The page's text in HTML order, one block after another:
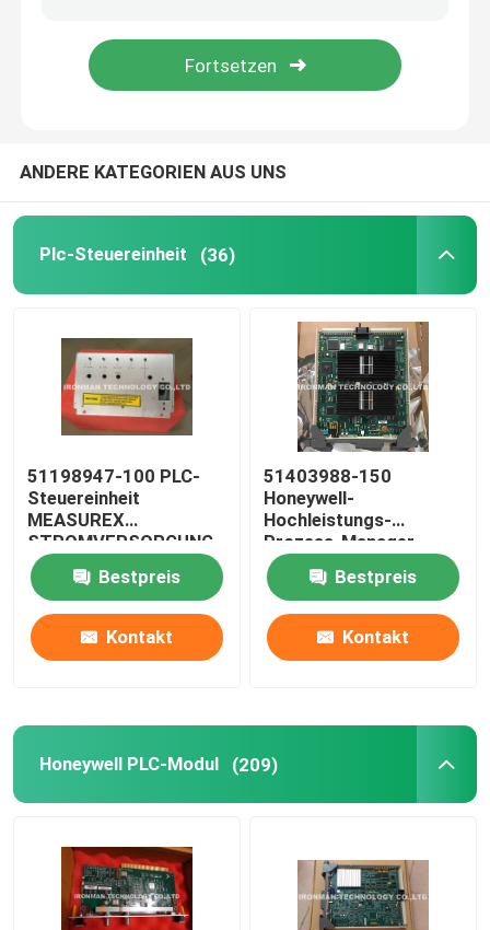
Honeywell-Begrenzungsschalter
Allen Bradley Powerflex
Allen Bradley Panelview
Omron PLC-Modul
Omron C200H PLC
Omron PLC-Batterie
Omron PLC-Kabel
ANDERE KATEGORIEN AUS UNS
Plc-Steuereinheit (36)
51198947-100 PLC-
Steuereinheit
MEASUREX
STROMVERSORGUNG
Cherokee International
ACX631 Bestpreis
Kontakt
51403988-150
Honeywell-
Hochleistungs-
Prozess-Manager
Comm-Prüfer
Bestpreis
Kontakt
Honeywell PLC-Modul (209)